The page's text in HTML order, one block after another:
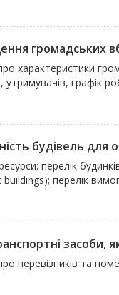
громадських
характеристики
графік
будівель для
перелік
buildings); перелік
засоби,
перевізників та